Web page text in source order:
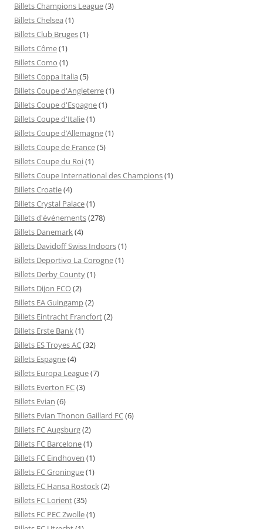
Billets Champions League(3)
Billets Chelsea (1)
Billets Club Bruges(1)
Billets Côme(1)
Billets Como (1)
Billets Coppa Italia (5)
Billets Coupe d'Angleterre(1)
Billets Coupe d'Espagne(1)
Billets Coupe d'Italie(1)
Billets Coupe d’Allemagne(1)
Billets Coupe de France(5)
Billets Coupe du Roi(1)
Billets Coupe International des Champions(1)
Billets Croatie(4)
Billets Crystal Palace(1)
Billets d'événements(278)
Billets Danemark(4)
Billets Davidoff Swiss Indoors(1)
Billets Deportivo La Corogne(1)
Billets Derby County(1)
Billets Dijon FCO(2)
Billets EA Guingamp(2)
Billets Eintracht Francfort(2)
Billets Erste Bank(1)
Billets ES Troyes AC(32)
Billets Espagne(4)
Billets Europa League(7)
Billets Everton FC(3)
Billets Evian (6)
Billets Evian Thonon Gaillard FC(6)
Billets FC Augsburg(2)
Billets FC Barcelone(1)
Billets FC Eindhoven (1)
Billets FC Groningue(1)
Billets FC Hansa Rostock(2)
Billets FC Lorient(35)
Billets FC PEC Zwolle(1)